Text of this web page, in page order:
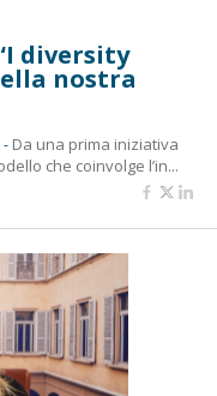
diversity
nostra
- Da una prima iniziativa
che coinvolge l’in...